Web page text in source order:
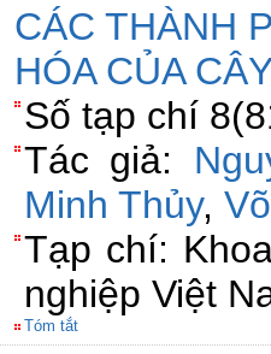
CÁC THÀNH
HÓA CỦA
Số tạp chí
Tác giả:
Minh Thủy,
Tạp chí:
nghiệp Việt
Tóm tắt